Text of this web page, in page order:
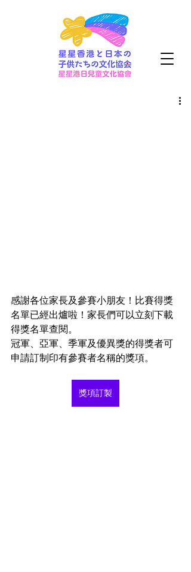
感謝各位家長及參賽小朋友！比賽得獎
名單已經出爐啦！家長們可以立刻下載
得獎名單查閱。
冠軍、亞軍、季軍及優異獎的得獎者可
申請訂制印有參賽者名稱的獎項。
獎項訂製